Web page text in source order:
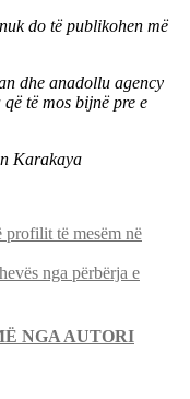
do të publikohen më
dhe anadollu agency
të mos bijnë pre e
Karakaya
profilit të mesëm në
nga përbërja e
NGA AUTORI